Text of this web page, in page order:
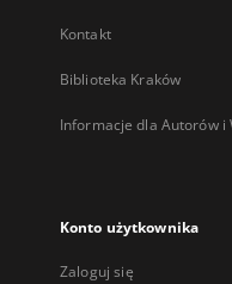
Kontakt
Biblioteka Kraków
Informacje dla Autorów i
Konto użytkownika
Zaloguj się